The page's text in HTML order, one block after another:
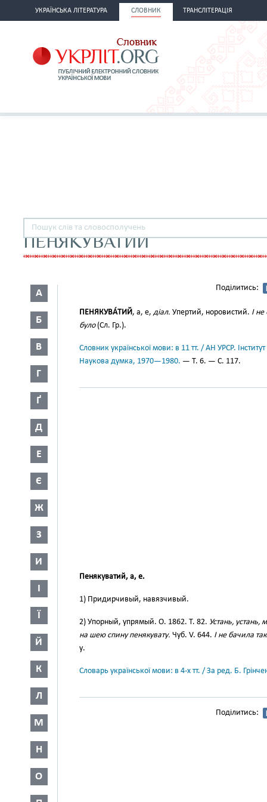
УКРАЇНСЬКА ЛІТЕРАТУРА СЛОВНИК ТРАНСЛІТЕРАЦІЯ
ПЕНЯКУВАТИЙ
А
Б
В
Г
Ґ
Д
Е
Є
Ж
З
И
І
Ї
Й
К
Л
М
Н
О
Поділитись:
ПЕНЯКУВА́ТИЙ, а, е, діал. Упертий, норовистий. І
було(Сл. Гр.).
Словник української мови: в 11 тт. / АН УРСР.
Наукова думка, 1970—1980. — Т. 6. — С. 117.
Пенякуватий, а, е.
1) Придирчивый, навязчивый.
2) Упорный, упрямый. О. 1862. Т. 82. Устань, устань,
на шею спину пенякувату. Чуб. V. 644. І не бачила
у.
Словарь української мови: в 4-х тт. / За ред. Б.
Поділитись: